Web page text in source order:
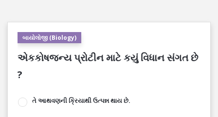
બાયોલોજી (Biology)
એકકોષજન્ય પ્રોટીન માટે કયું વિધાન સંગત છે
?
તે આથવણની ક્રિયાથી ઉત્પન્ન થાય છે.